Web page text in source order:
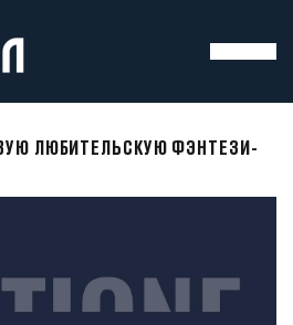
ЛЮБИТЕЛЬСКУЮ ФЭНТЕЗИ-